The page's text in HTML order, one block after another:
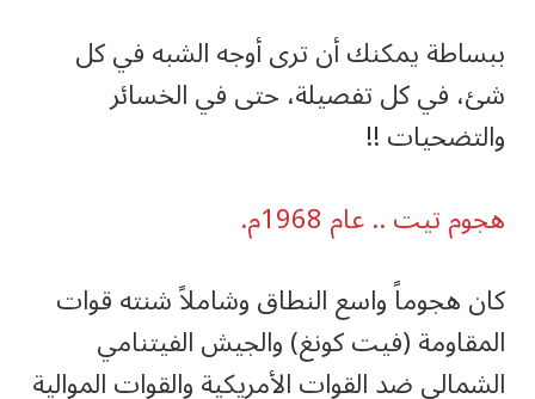
‏ببساطة يمكنك أن ترى أوجه الشبه في كل
شئ، في كل تفصيلة، حتى في الخسائر
والتضحيات !!
‏هجوم تيت .. عام 1968م.
‏كان هجوماً واسع النطاق وشاملاً شنته قوات
المقاومة (فيت كونغ) والجيش الفيتنامي
الشمالي ضد القوات الأمريكية والقوات الموالية